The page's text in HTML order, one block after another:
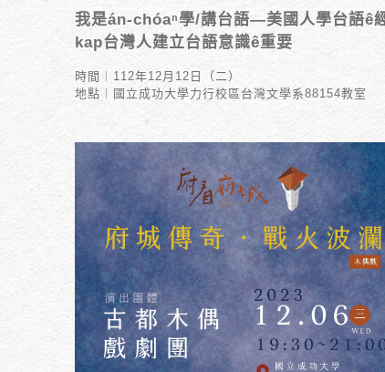
時間︱112年12月12日（二）
地點︱國立成功大學力行校區台灣文學系88154
我是án-chóaⁿ學/講台語—美國人學台語ê
kap台灣人建立台語意識ê重要
時間︱112年12月12日（二）
地點︱國立成功大學力行校區台灣文學系88154教室